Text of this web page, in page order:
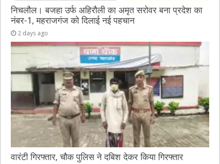
निचलौल। बजहा उर्फ अहिरौली का अमृत सरोवर बना प्रदेश का
नंबर-1, महराजगंज को दिलाई नई पहचान
2 days ago
वारंटी गिरफ्तार, चौक पुलिस ने दबिश देकर किया गिरफ्तार